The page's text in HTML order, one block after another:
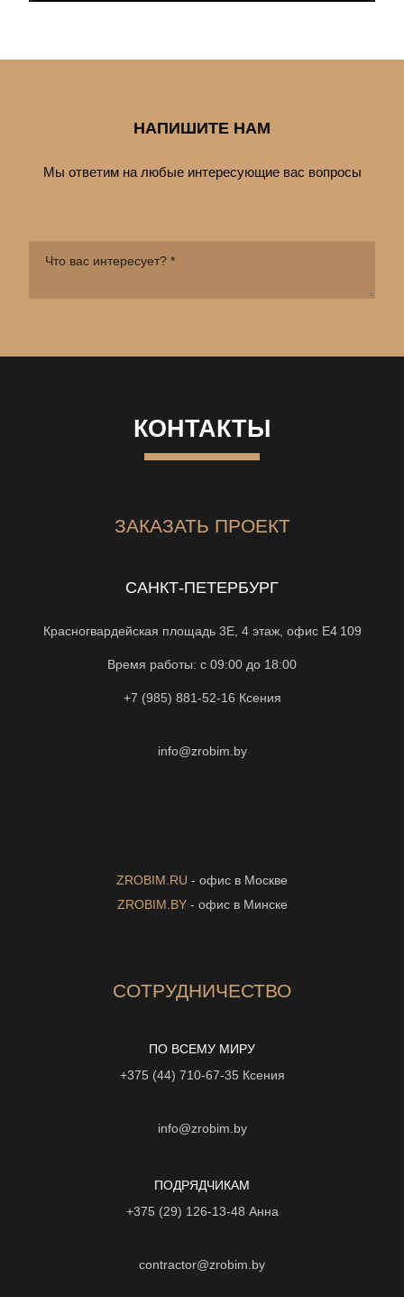
НАПИШИТЕ НАМ
Мы ответим на любые интересующие вас вопросы
КОНТАКТЫ
ЗАКАЗАТЬ ПРОЕКТ
САНКТ-ПЕТЕРБУРГ
Красногвардейская площадь 3Е, 4 этаж, офис Е4 109
Время работы: с 09:00 до 18:00
+7 (985) 881-52-16 Ксения
info@zrobim.by
ZROBIM.RU - офис в Москве
ZROBIM.BY- офис в Минске
СОТРУДНИЧЕСТВО
ПО ВСЕМУ МИРУ
+375 (44) 710-67-35 Ксения
info@zrobim.by
ПОДРЯДЧИКАМ
+375 (29) 126-13-48 Анна
contractor@zrobim.by